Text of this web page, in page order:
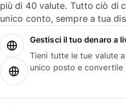
più di 40 valute. Tutto ciò di
unico conto, sempre a tua
Gestisci il tuo denaro a
Tieni tutte le tue valute
unico posto e convertile